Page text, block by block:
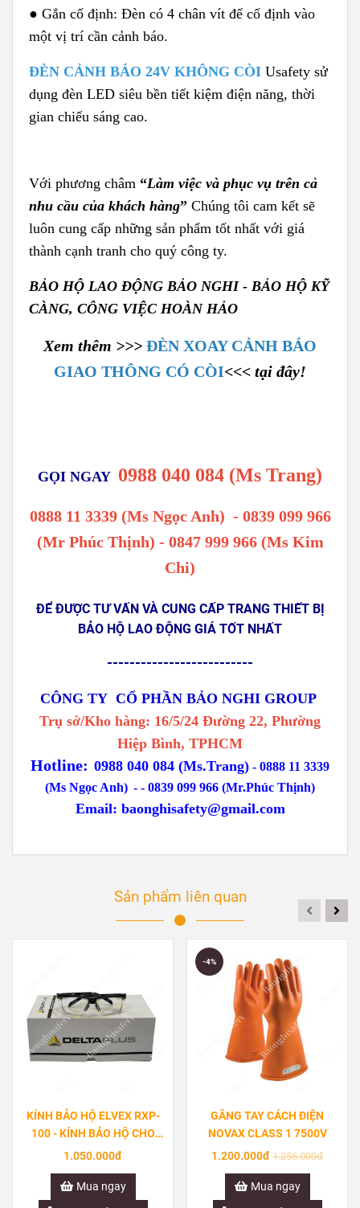
● Gắn cố định: Đèn có 4 chân vít để cố định vào
một vị trí cần cảnh báo.
ĐÈN CẢNH BÁO 24V KHÔNG CÒI Usafety sử
dụng đèn LED siêu bền tiết kiệm điện năng, thời
gian chiếu sáng cao.
Với phương châm “Làm việc và phục vụ trên cả
nhu cầu của khách hàng” Chúng tôi cam kết sẽ
luôn cung cấp những sản phẩm tốt nhất với giá
thành cạnh tranh cho quý công ty.
BẢO HỘ LAO ĐỘNG BẢO NGHI - BẢO HỘ KỸ
CÀNG, CÔNG VIỆC HOÀN HẢO
Xem thêm >>> ĐÈN XOAY CẢNH BÁO
GIAO THÔNG CÓ CÒI<<< tại đây!
GỌI NGAY 0988 040 084 (Ms Trang)
0888 11 3339 (Ms Ngọc Anh) - 0839 099 966
(Mr Phúc Thịnh) - 0847 999 966 (Ms Kim
Chi)
ĐỂ ĐƯỢC TƯ VẤN VÀ CUNG CẤP TRANG THIẾT BỊ
BẢO HỘ LAO ĐỘNG GIÁ TỐT NHẤT
--------------------------
CÔNG TY CỔ PHẦN BẢO NGHI GROUP
Trụ sở/Kho hàng: 16/5/24 Đường 22, Phường
Hiệp Bình, TPHCM
Hotline: 0988 040 084 (Ms.Trang) - 0888 11 3339
(Ms Ngọc Anh) - - 0839 099 966 (Mr.Phúc Thịnh)
Email: baonghisafety@gmail.com
Sản phẩm liên quan
KÍNH BẢO HỘ ELVEX RXP-
100 - KÍNH BẢO HỘ CHO
NGƯỜI BỊ CẬN
1.050.000đ
Mua ngay
GĂNG TAY CÁCH ĐIỆN
NOVAX CLASS 1 7500V
1.200.000đ 1.256.000đ
-4%
Mua ngay